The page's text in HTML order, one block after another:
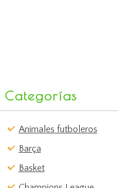
Categorías
Animales futboleros
Barça
Basket